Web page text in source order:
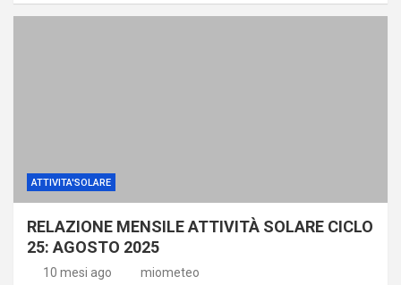
ATTIVITA'SOLARE
RELAZIONE MENSILE ATTIVITÀ SOLARE CICLO
25: AGOSTO 2025
10 mesi ago miometeo